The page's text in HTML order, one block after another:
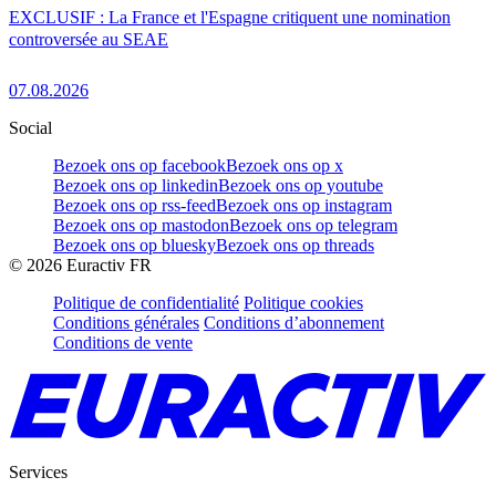
EXCLUSIF : La France et l'Espagne critiquent une nomination
controversée au SEAE
07.08.2026
Social
Bezoek ons op facebookBezoek ons op x
Bezoek ons op linkedinBezoek ons op youtube
Bezoek ons op rss-feedBezoek ons op instagram
Bezoek ons op mastodonBezoek ons op telegram
Bezoek ons op blueskyBezoek ons op threads
© 2026 Euractiv FR
Politique de confidentialité Politique cookies
Conditions générales Conditions d’abonnement
Conditions de vente
Services